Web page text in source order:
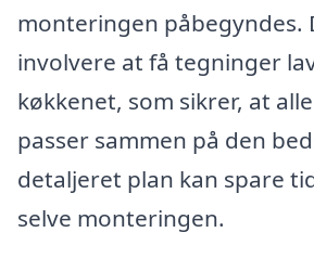
monteringen påbegyndes.
involvere at få tegninger
køkkenet, som sikrer, at
passer sammen på den
detaljeret plan kan spare
selve monteringen.